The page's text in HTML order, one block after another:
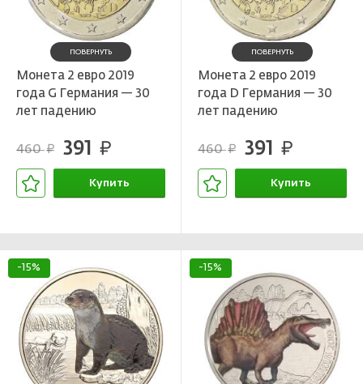
ПОВЕРНУТЬ
Монета 2 евро 2019
года G Германия — 30
лет падению
460руб. 391 руб.
Купить
ПОВЕРНУТЬ
Монета 2 евро 2019
года D Германия — 30
лет падению
460руб. 391 руб.
Купить
-15% -15%